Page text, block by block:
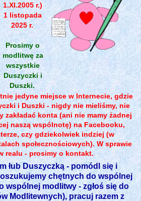
1.XI.2005 r.)
1 listopada
2025 r.
Prosimy o
modlitwę za
wszystkie
Duszyczki i
Duszki.
jedyne miejsce w Internecie, gdzie
i Duszki - nigdy nie mieliśmy, nie
zakładać konta (ani nie mamy żadnej
naszą wspólnotę) na Facebooku,
czy gdziekolwiek indziej (w
społecznościowych). W sprawie
realu - prosimy o kontakt.
łub Duszyczką - pomódl się i
chętnych do wspólnej
wspólnej modlitwy - zgłoś się do
Modlitewnych), pracuj razem z